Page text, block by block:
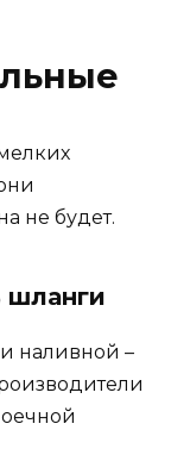
не будет.
шланги
наливной –